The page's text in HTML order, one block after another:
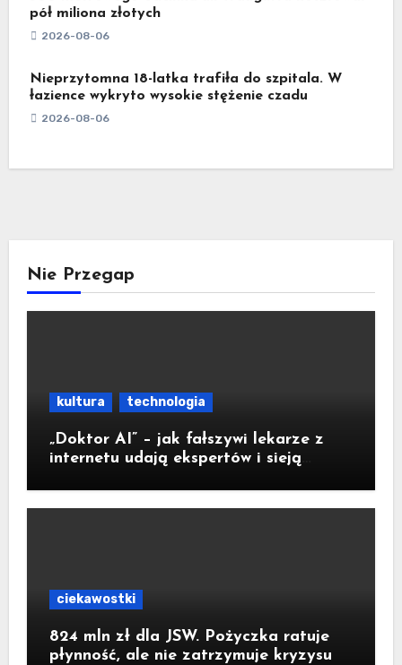
pół miliona złotych
2026-08-06
Nieprzytomna 18-latka trafiła do szpitala. W
łazience wykryto wysokie stężenie czadu
2026-08-06
Nie Przegap
kultura technologia
„Doktor AI” – jak fałszywi lekarze z
internetu udają ekspertów i sieją
ciekawostki
824 mln zł dla JSW. Pożyczka ratuje
płynność, ale nie zatrzymuje kryzysu